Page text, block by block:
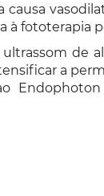
à fototerapia
de
a